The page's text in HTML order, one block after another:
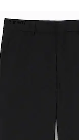
Runway